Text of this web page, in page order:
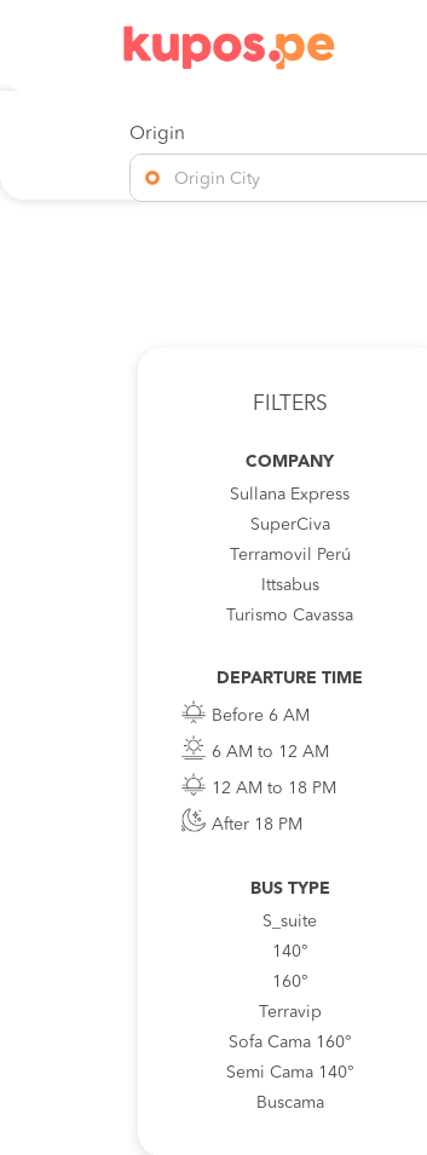
Origin
Origin City
FILTERS
COMPANY
Sullana Express
SuperCiva
Terramovil Perú
Ittsabus
Turismo Cavassa
DEPARTURE TIME
Before 6 AM
6 AM to 12 AM
12 AM to 18 PM
After 18 PM
BUS TYPE
S_suite
140°
160°
Terravip
Sofa Cama 160°
Semi Cama 140°
Buscama